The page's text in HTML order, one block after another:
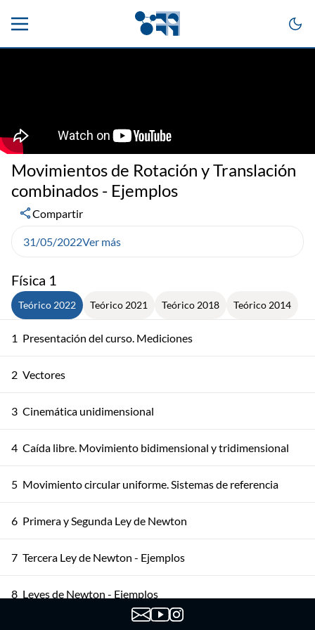
Física 1
Teórico 2022 Teórico 2021 Teórico 2018 Teórico 2014
1 Presentación del curso. Mediciones
2 Vectores
3 Cinemática unidimensional
4 Caída libre. Movimiento bidimensional y tridimensional
5 Movimiento circular uniforme. Sistemas de referencia
6 Primera y Segunda Ley de Newton
7 Tercera Ley de Newton - Ejemplos
8 Leyes de Newton - Ejemplos
Movimientos de Rotación y Translación
combinados - Ejemplos
Compartir
31/05/2022Ver más